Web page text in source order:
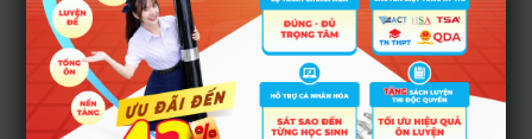
– 18 điểm (tùy
năm).
Trường Đại học
Nam Cần Thơ:
Khoảng 15 – 17